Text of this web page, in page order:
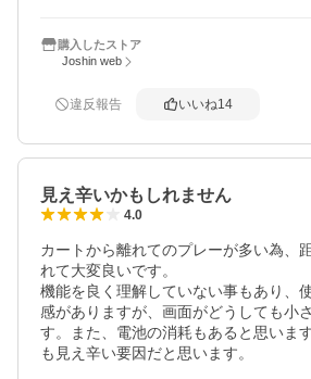
購入したストア
Joshin web
違反報告 いいね14
見え辛いかもしれません
4.0
カートから離れてのプレーが多い為、
れて大変良いです。
機能を良く理解していない事もあり、
感がありますが、画面がどうしても小
す。また、電池の消耗もあると思いま